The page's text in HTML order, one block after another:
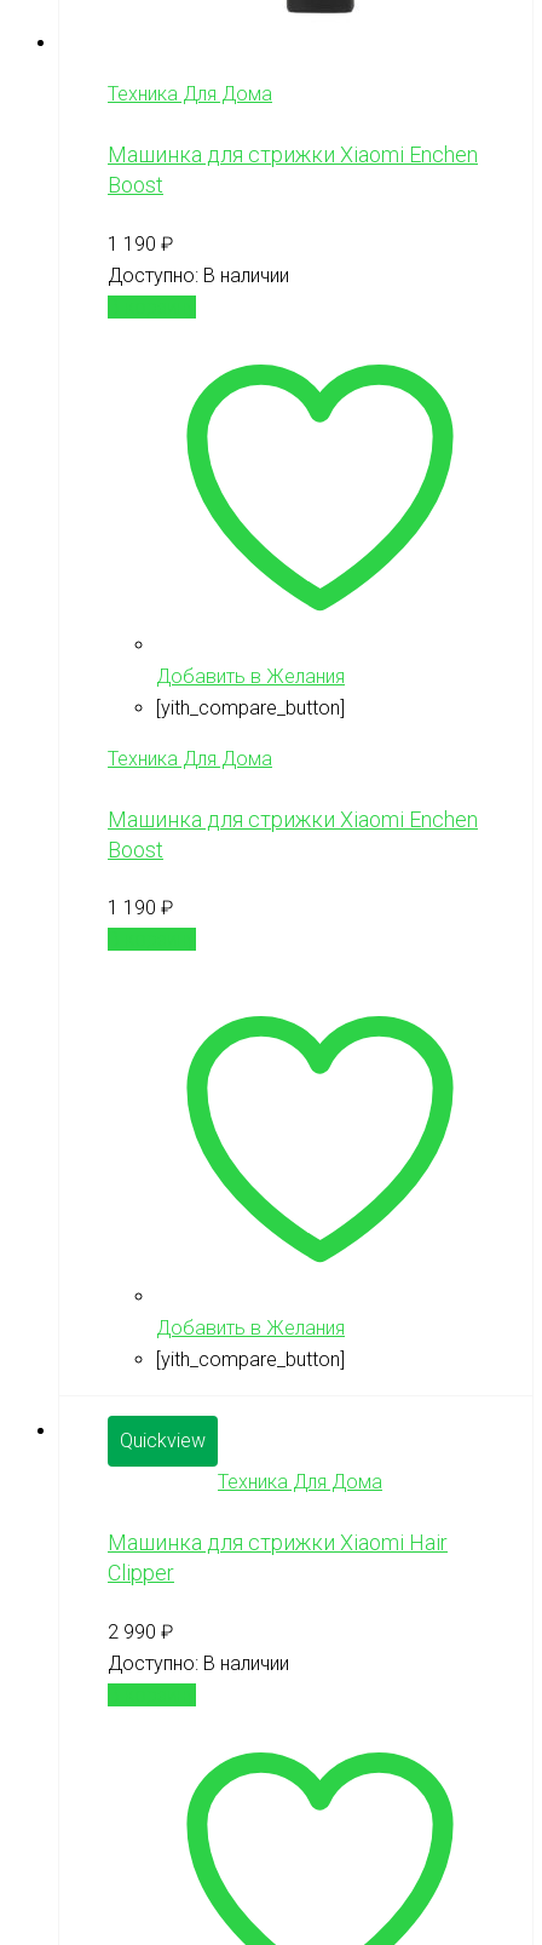
Техника Для Дома
Машинка для стрижки Xiaomi Enchen
Boost
1 190 ₽
Доступно: В наличии
Добавить в Желания
[yith_compare_button]
Техника Для Дома
Машинка для стрижки Xiaomi Enchen
Boost
1 190 ₽
Добавить в Желания
[yith_compare_button]
Quickview
Техника Для Дома
Машинка для стрижки Xiaomi Hair
Clipper
2 990 ₽
Доступно: В наличии